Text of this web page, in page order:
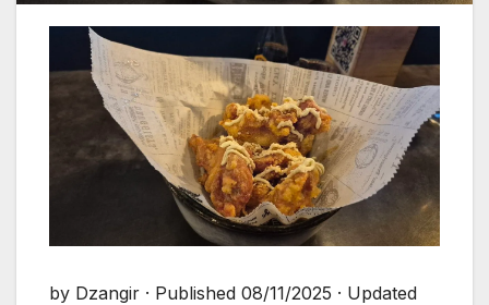
by Dzangir · Published 08/11/2025 · Updated